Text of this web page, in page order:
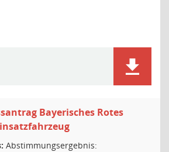
Bayerisches Rotes
Abstimmungsergebnis: